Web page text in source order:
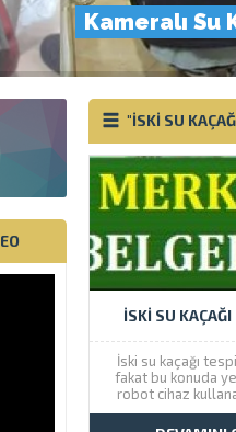
Kameralı Su
"ISKI SU
İSKI SU
İski su kaçağı
fakat bu konuda
robot cihaz
vardır Çözüm
İstanbul